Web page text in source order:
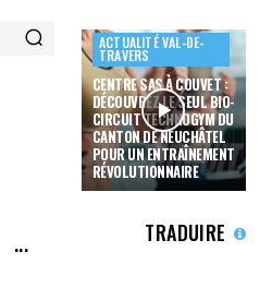
ACTUALITÉ VAL-DE-
TRAVERS
CENTRE SAS À COUVET :
DÉCOUVREZ LE SEUL BIO-
CIRCUIT TECHNOGYM DU
CANTON DE NEUCHÂTEL
POUR UN ENTRAÎNEMENT
RÉVOLUTIONNAIRE
... TRADUIRE